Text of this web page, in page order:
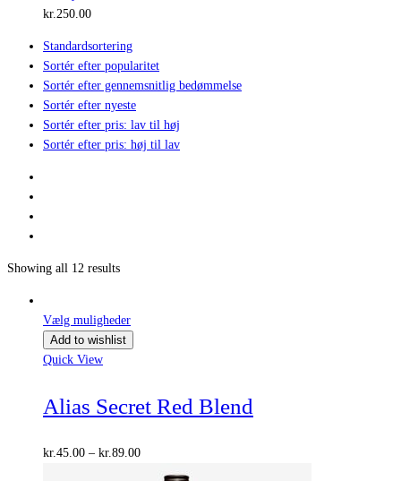
kr. 250.00
Standardsortering
Sortér efter popularitet
Sortér efter gennemsnitlig bedømmelse
Sortér efter nyeste
Sortér efter pris: lav til høj
Sortér efter pris: høj til lav
Showing all 12 results
Vælg muligheder
Add to wishlist
Quick View
Alias Secret Red Blend
kr. 45.00 – kr. 89.00Prisinterval: